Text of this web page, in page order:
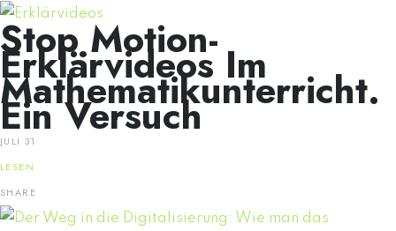
Stop Motion-
Erklärvideos Im
Mathematikunterricht.
Ein Versuch
JULI 31
LESEN
SHARE